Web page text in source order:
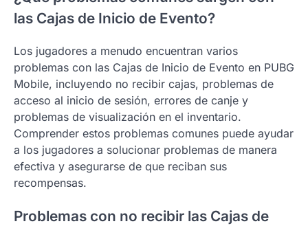
las Cajas de Inicio de Evento?
Los jugadores a menudo encuentran varios
problemas con las Cajas de Inicio de Evento en PUBG
Mobile, incluyendo no recibir cajas, problemas de
acceso al inicio de sesión, errores de canje y
problemas de visualización en el inventario.
Comprender estos problemas comunes puede ayudar
a los jugadores a solucionar problemas de manera
efectiva y asegurarse de que reciban sus
recompensas.
Problemas con no recibir las Cajas de